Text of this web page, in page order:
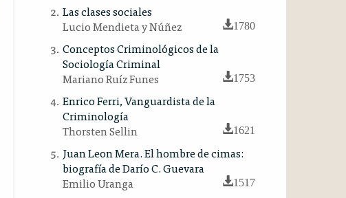
Las clases sociales
Lucio Mendieta y Núñez
1780
Conceptos Criminológicos de la
Sociología Criminal
Mariano Ruíz Funes
1753
Enrico Ferri, Vanguardista de la
Criminología
Thorsten Sellin
1621
Juan Leon Mera. El hombre de cimas:
biografía de Darío C. Guevara
Emilio Uranga
1517